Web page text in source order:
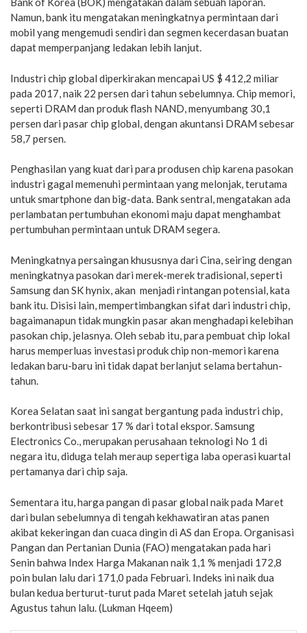
Namun, bank itu mengatakan meningkatnya permintaan dari
mobil yang mengemudi sendiri dan segmen kecerdasan buatan
dapat memperpanjang ledakan lebih lanjut.
Industri chip global diperkirakan mencapai US $ 412,2 miliar
pada 2017, naik 22 persen dari tahun sebelumnya. Chip memori,
seperti DRAM dan produk flash NAND, menyumbang 30,1
persen dari pasar chip global, dengan akuntansi DRAM sebesar
58,7 persen.
Penghasilan yang kuat dari para produsen chip karena pasokan
industri gagal memenuhi permintaan yang melonjak, terutama
untuk smartphone dan big-data. Bank sentral, mengatakan ada
perlambatan pertumbuhan ekonomi maju dapat menghambat
pertumbuhan permintaan untuk DRAM segera.
Meningkatnya persaingan khususnya dari Cina, seiring dengan
meningkatnya pasokan dari merek-merek tradisional, seperti
Samsung dan SK hynix, akan menjadi rintangan potensial, kata
bank itu. Disisi lain, mempertimbangkan sifat dari industri chip,
bagaimanapun tidak mungkin pasar akan menghadapi kelebihan
pasokan chip, jelasnya. Oleh sebab itu, para pembuat chip lokal
harus memperluas investasi produk chip non-memori karena
ledakan baru-baru ini tidak dapat berlanjut selama bertahun-
tahun.
Korea Selatan saat ini sangat bergantung pada industri chip,
berkontribusi sebesar 17 % dari total ekspor. Samsung
Electronics Co., merupakan perusahaan teknologi No 1 di
negara itu, diduga telah meraup sepertiga laba operasi kuartal
pertamanya dari chip saja.
Sementara itu, harga pangan di pasar global naik pada Maret
dari bulan sebelumnya di tengah kekhawatiran atas panen
akibat kekeringan dan cuaca dingin di AS dan Eropa. Organisasi
Pangan dan Pertanian Dunia (FAO) mengatakan pada hari
Senin bahwa Index Harga Makanan naik 1,1 % menjadi 172,8
poin bulan lalu dari 171,0 pada Februari. Indeks ini naik dua
bulan kedua berturut-turut pada Maret setelah jatuh sejak
Agustus tahun lalu. (Lukman Hqeem)